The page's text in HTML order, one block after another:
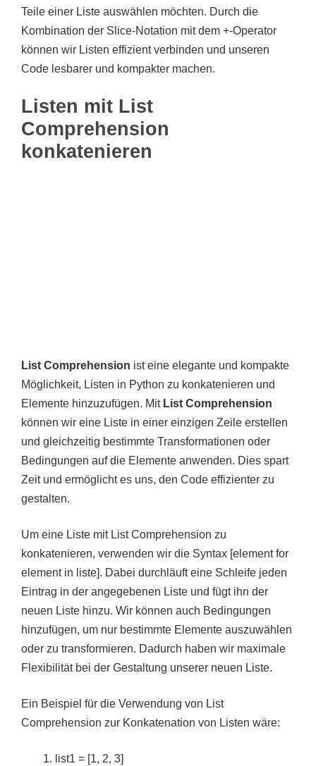
Teile einer Liste auswählen möchten. Durch die
Kombination der Slice-Notation mit dem +-Operator
können wir Listen effizient verbinden und unseren
Code lesbarer und kompakter machen.
Listen mit List
Comprehension
konkatenieren
List Comprehension ist eine elegante und kompakte
Möglichkeit, Listen in Python zu konkatenieren und
Elemente hinzuzufügen. Mit List Comprehension
können wir eine Liste in einer einzigen Zeile erstellen
und gleichzeitig bestimmte Transformationen oder
Bedingungen auf die Elemente anwenden. Dies spart
Zeit und ermöglicht es uns, den Code effizienter zu
gestalten.
Um eine Liste mit List Comprehension zu
konkatenieren, verwenden wir die Syntax [element for
element in liste]. Dabei durchläuft eine Schleife jeden
Eintrag in der angegebenen Liste und fügt ihn der
neuen Liste hinzu. Wir können auch Bedingungen
hinzufügen, um nur bestimmte Elemente auszuwählen
oder zu transformieren. Dadurch haben wir maximale
Flexibilität bei der Gestaltung unserer neuen Liste.
Ein Beispiel für die Verwendung von List
Comprehension zur Konkatenation von Listen wäre:
list1 = [1, 2, 3]